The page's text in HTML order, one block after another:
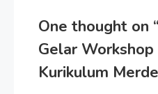
One thought on “
Gelar
Kurikulum